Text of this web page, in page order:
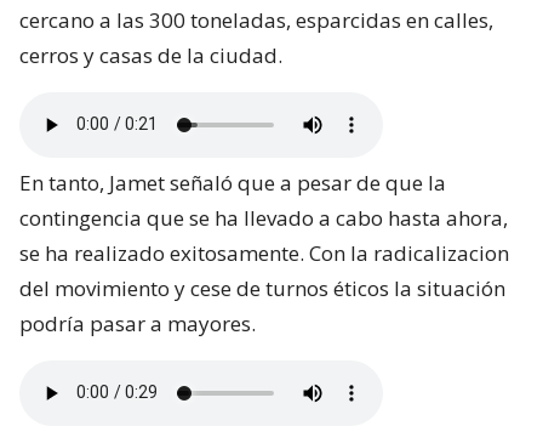
cercano a las 300 toneladas, esparcidas en calles,
cerros y casas de la ciudad.
En tanto, Jamet señaló que a pesar de que la
contingencia que se ha llevado a cabo hasta ahora,
se ha realizado exitosamente. Con la radicalizacion
del movimiento y cese de turnos éticos la situación
podría pasar a mayores.